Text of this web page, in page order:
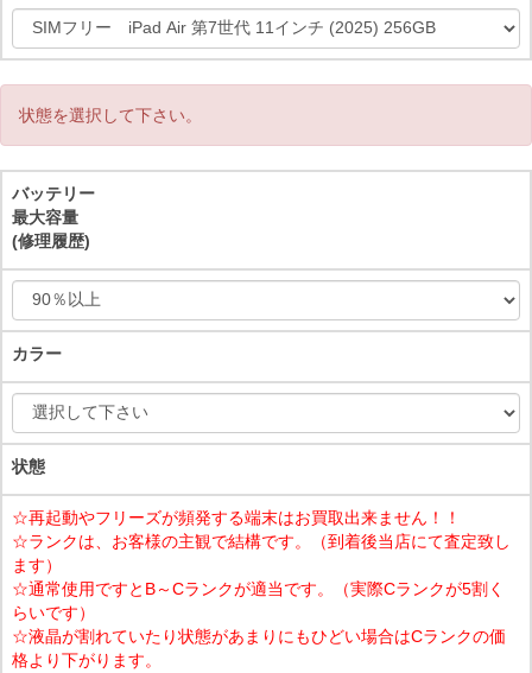
状態を選択して下さい。
バッテリー
最大容量
(修理履歴)
カラー
状態
☆再起動やフリーズが頻発する端末はお買取出来ません！！
☆ランクは、お客様の主観で結構です。（到着後当店にて査定致し
ます）
☆通常使用ですとB～Cランクが適当です。（実際Cランクが5割く
らいです）
☆液晶が割れていたり状態があまりにもひどい場合はCランクの価
格より下がります。